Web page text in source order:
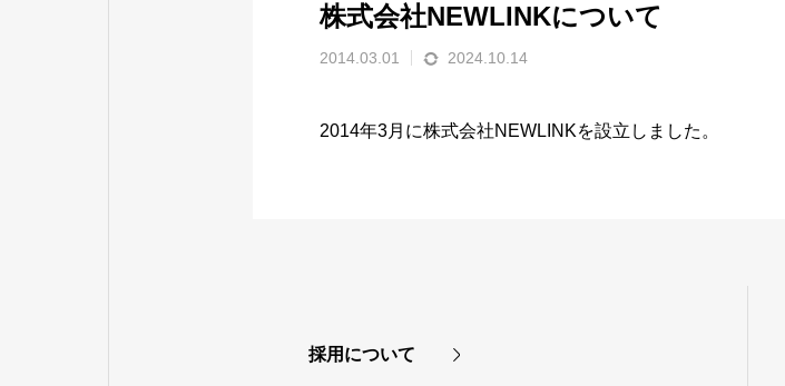
System Engineering Serv
システムエンジニアリングサービス
株式会社NEWLINKについて
2014.03.01 2024.10.14
2014年3月に株式会社NEWLINKを設立しました。
採用について